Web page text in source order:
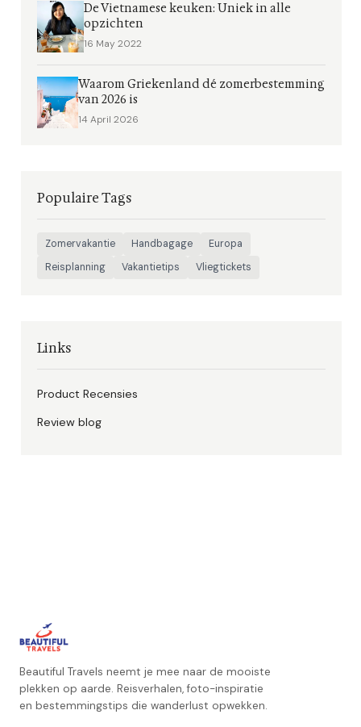
De Vietnamese keuken: Uniek in alle
opzichten
16 May 2022
Waarom Griekenland dé zomerbestemming
van 2026 is
14 April 2026
Populaire Tags
Zomervakantie Handbagage
Europa
Reisplanning
Vakantietips Vliegtickets
Links
Product Recensies
Review blog
Beautiful Travels neemt je mee naar de mooiste
plekken op aarde. Reisverhalen, foto-inspiratie
en bestemmingstips die wanderlust opwekken.